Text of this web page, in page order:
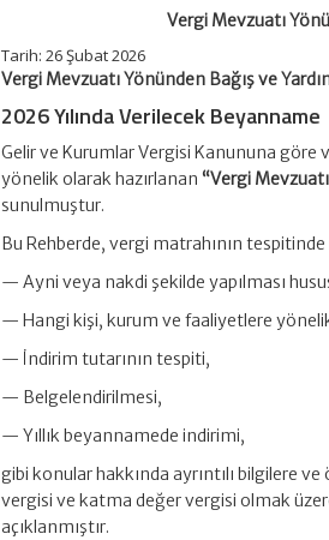
Vergi Mevzuatı
Tarih:26 Şubat 2026
Vergi Mevzuatı Yönünden Bağış ve
2026 Yılında VerilecekBeyanname
Gelir ve Kurumlar Vergisi Kanununa göre
yönelik olarak hazırlanan“Vergi
sunulmuştur.
Bu Rehberde, vergi matrahının
— Ayni veya nakdi şekilde yapılması
— Hangi kişi, kurum ve faaliyetlere
— İndirim tutarının tespiti,
— Belgelendirilmesi,
— Yıllık beyannamede indirimi,
gibi konular hakkında ayrıntılı bilgilere
vergisi ve katma değer vergisi olmak
açıklanmıştır.